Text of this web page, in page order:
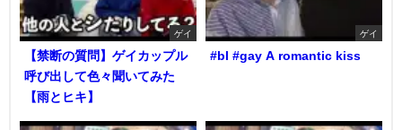
ゲイ
【禁断の質問】ゲイカップル
呼び出して色々聞いてみた
【雨とヒキ】
ゲイ
#bl #gay A romantic kiss